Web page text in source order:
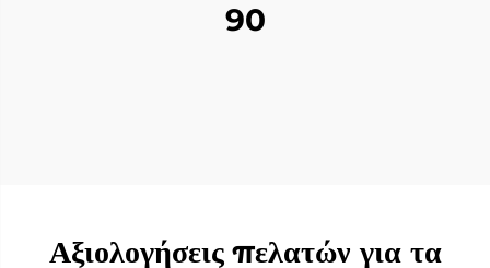
90
Αξιολογήσεις πελατών για τα